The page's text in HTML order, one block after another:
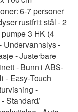
6-7 personer
rustfritt stål - 2
3 HK (4
Undervannslys -
- Justerbare
- Bunn i ABS-
- Easy-Touch
-
Standard/